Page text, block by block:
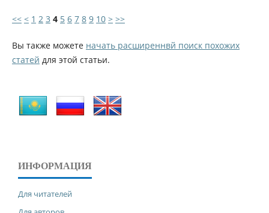
<< < 1 2 3 4 5 6 7 8 9 10 > >>
Вы также можете начать расширеннвй поиск похожих
статей для этой статьи.
ИНФОРМАЦИЯ
Для читателей